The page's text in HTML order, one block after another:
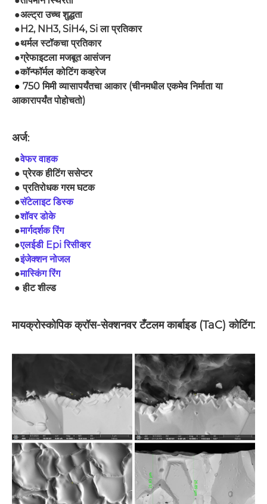
●अल्ट्रा उच्च शुद्धता
● H2, NH3, SiH4, Si ला प्रतिकार
●थर्मल स्टॉकचा प्रतिकार
●ग्रेफाइटला मजबूत आसंजन
●कॉन्फॉर्मल कोटिंग कव्हरेज
● 750 मिमी व्यासापर्यंतचा आकार (चीनमधील एकमेव निर्माता या
आकारापर्यंत पोहोचतो)
अर्ज:
●वेफर वाहक
● प्रेरक हीटिंग ससेप्टर
● प्रतिरोधक गरम घटक
●सॅटेलाइट डिस्क
●शॉवर डोके
●मार्गदर्शक रिंग
●एलईडी Epi रिसीव्हर
●इंजेक्शन नोजल
●मास्किंग रिंग
● हीट शील्ड
मायक्रोस्कोपिक क्रॉस-सेक्शनवर टँटलम कार्बाइड (TaC) कोटिंग: